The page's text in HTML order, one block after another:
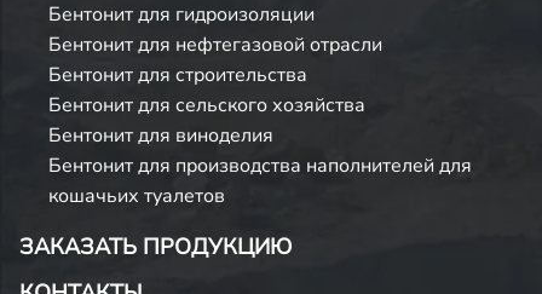
Бентонит для гидроизоляции
Бентонит для нефтегазовой отрасли
Бентонит для строительства
Бентонит для сельского хозяйства
Бентонит для виноделия
Бентонит для производства наполнителей для
кошачьих туалетов
ЗАКАЗАТЬ ПРОДУКЦИЮ